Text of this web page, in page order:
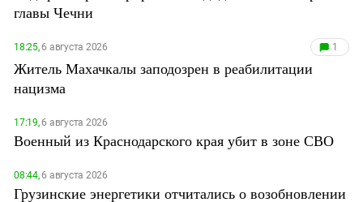
главы Чечни
18:25,6 августа 2026 1
Житель Махачкалы заподозрен в реабилитации
нацизма
17:19,6 августа 2026
Военный из Краснодарского края убит в зоне СВО
08:44,6 августа 2026
Грузинские энергетики отчитались о возобновлении